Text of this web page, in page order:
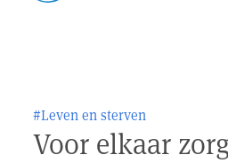
#Leven en sterven
Voor elkaar